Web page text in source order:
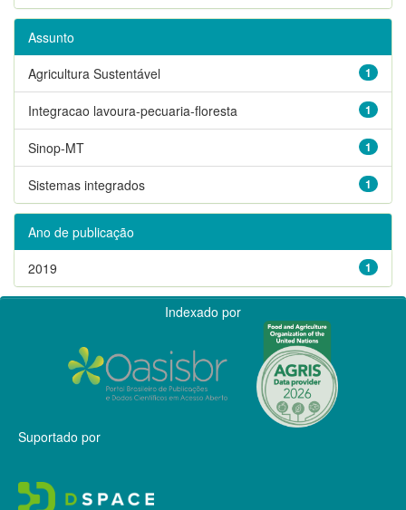
Assunto
1
Agricultura Sustentável
1
Integracao lavoura-pecuaria-floresta
1
Sinop-MT
1
Sistemas integrados
Ano de publicação
1
2019
Indexado por
Suportado por